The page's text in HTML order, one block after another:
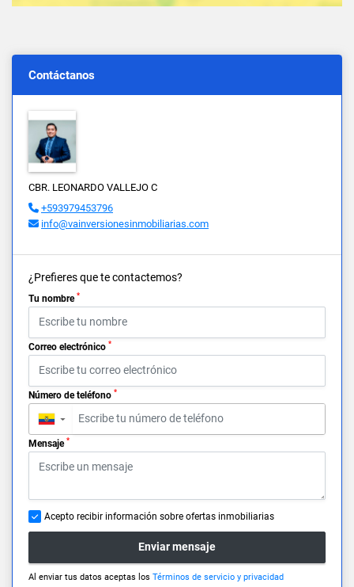
Contáctanos
CBR. LEONARDO VALLEJO C
+593979453796
info@vainversionesinmobiliarias.com
¿Prefieres que te contactemos?
Tu nombre *
Correo electrónico *
Número de teléfono *
▼
Mensaje *
Acepto recibir información sobre ofertas inmobiliarias
Enviar mensaje
Al enviar tus datos aceptas los Términos de servicio y privacidad